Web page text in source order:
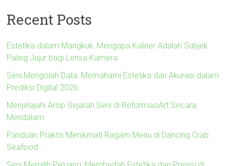
Recent Posts
Estetika dalam Mangkuk: Mengapa Kuliner Adalah Subjek
Paling Jujur bagi Lensa Kamera
Seni Mengolah Data: Memahami Estetika dan Akurasi dalam
Prediksi Digital 2026
Menjelajahi Arsip Sejarah Seni di ReformasiArt Secara
Mendalam
Panduan Praktis Menikmati Ragam Menu di Dancing Crab
Seafood